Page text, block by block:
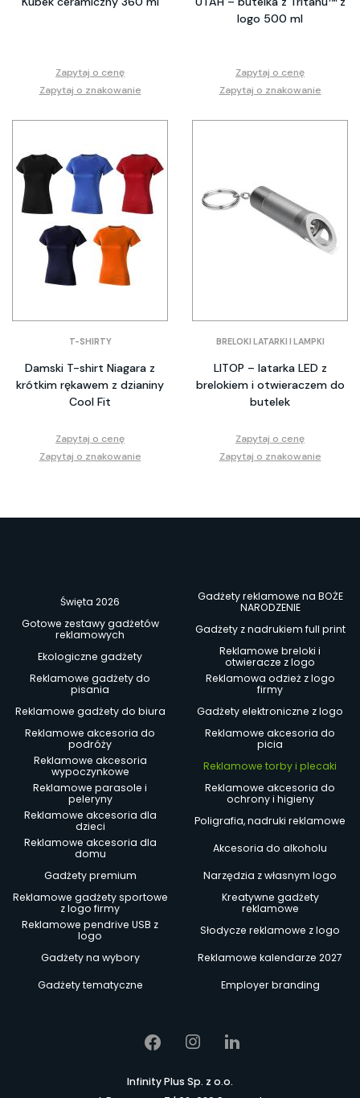
Zapytaj o cenę
Zapytaj o znakowanie
logo 500 ml
Zapytaj o cenę
Zapytaj o znakowanie
T-SHIRTY
Damski T-shirt Niagara z
krótkim rękawem z dzianiny
Cool Fit
Zapytaj o cenę
Zapytaj o znakowanie
BRELOKI LATARKI I LAMPKI
LITOP – latarka LED z
brelokiem i otwieraczem do
butelek
Zapytaj o cenę
Zapytaj o znakowanie
Święta 2026
Gadżety reklamowe na BOŻE
NARODZENIE
Gotowe zestawy gadżetów
reklamowych
Gadżety z nadrukiem full print
Ekologiczne gadżety
Reklamowe breloki i
otwieracze z logo
Reklamowe gadżety do
pisania
Reklamowa odzież z logo
firmy
Reklamowe gadżety do biura
Gadżety elektroniczne z logo
Reklamowe akcesoria do
podróży
Reklamowe akcesoria do
picia
Reklamowe akcesoria
wypoczynkowe
Reklamowe torby i plecaki
Reklamowe parasole i
peleryny
Reklamowe akcesoria do
ochrony i higieny
Reklamowe akcesoria dla
dzieci
Poligrafia, nadruki reklamowe
Reklamowe akcesoria dla
domu
Akcesoria do alkoholu
Gadżety premium
Narzędzia z własnym logo
Reklamowe gadżety sportowe
z logo firmy
Kreatywne gadżety
reklamowe
Reklamowe pendrive USB z
logo
Słodycze reklamowe z logo
Gadżety na wybory
Reklamowe kalendarze 2027
Gadżety tematyczne
Employer branding
Infinity Plus Sp. z o.o.